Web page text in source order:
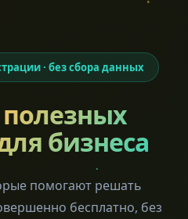
· без сбора данных
полезных
бизнеса
помогают решать
бесплатно, без